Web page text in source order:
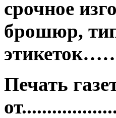
срочное
брошюр,
Печать